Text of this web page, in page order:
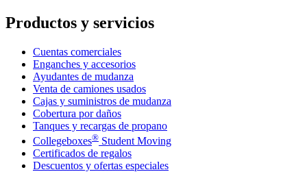
Productos y servicios
Cuentas comerciales
Enganches y accesorios
Ayudantes de mudanza
Venta de camiones usados
Cajas y suministros de mudanza
Cobertura por daños
Tanques y recargas de propano
Collegeboxes® Student Moving
Certificados de regalos
Descuentos y ofertas especiales